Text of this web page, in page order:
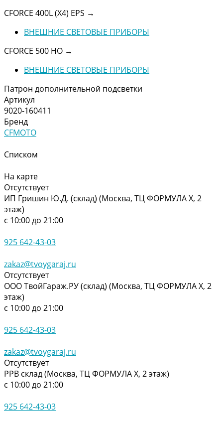
CFORCE 400L (X4) EPS →
ВНЕШНИЕ СВЕТОВЫЕ ПРИБОРЫ
CFORCE 500 HO →
ВНЕШНИЕ СВЕТОВЫЕ ПРИБОРЫ
Патрон дополнительной подсветки
Артикул
9020-160411
Бренд
CFMOTO
Списком
На карте
Отсутствует
ИП Гришин Ю.Д. (склад) (Москва, ТЦ ФОРМУЛА Х, 2
этаж)
с 10:00 до 21:00
925 642-43-03
zakaz@tvoygaraj.ru
Отсутствует
ООО ТвойГараж.РУ (склад) (Москва, ТЦ ФОРМУЛА Х, 2
этаж)
с 10:00 до 21:00
925 642-43-03
zakaz@tvoygaraj.ru
Отсутствует
РРВ склад (Москва, ТЦ ФОРМУЛА Х, 2 этаж)
с 10:00 до 21:00
925 642-43-03